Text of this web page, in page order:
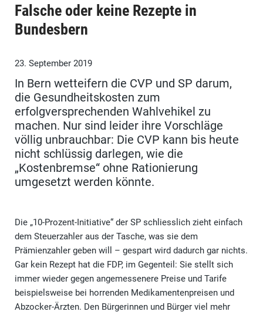
Falsche oder keine Rezepte in
Bundesbern
23. September 2019
In Bern wetteifern die CVP und SP darum,
die Gesundheitskosten zum
erfolgversprechenden Wahlvehikel zu
machen. Nur sind leider ihre Vorschläge
völlig unbrauchbar: Die CVP kann bis heute
nicht schlüssig darlegen, wie die
„Kostenbremse“ ohne Rationierung
umgesetzt werden könnte.
Die „10-Prozent-Initiative“ der SP schliesslich zieht einfach
dem Steuerzahler aus der Tasche, was sie dem
Prämienzahler geben will – gespart wird dadurch gar nichts.
Gar kein Rezept hat die FDP, im Gegenteil: Sie stellt sich
immer wieder gegen angemessenere Preise und Tarife
beispielsweise bei horrenden Medikamentenpreisen und
Abzocker-Ärzten. Den Bürgerinnen und Bürger viel mehr